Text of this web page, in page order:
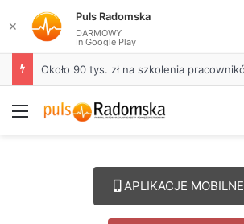
Menu
APLIKACJE MOBILNE
✕
Puls Radomska
DARMOWY
In Google Play